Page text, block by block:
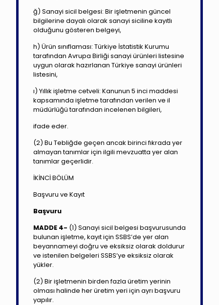
ğ) Sanayi sicil belgesi: Bir işletmenin güncel
bilgilerine dayalı olarak sanayi siciline kayıtlı
olduğunu gösteren belgeyi,
h) Ürün sınıflaması: Türkiye İstatistik Kurumu
tarafından Avrupa Birliği sanayi ürünleri listesine
uygun olarak hazırlanan Türkiye sanayi ürünleri
listesini,
ı) Yıllık işletme cetveli: Kanunun 5 inci maddesi
kapsamında işletme tarafından verilen ve il
müdürlüğü tarafından incelenen bilgileri,
ifade eder.
(2) Bu Tebliğde geçen ancak birinci fıkrada yer
almayan tanımlar için ilgili mevzuatta yer alan
tanımlar geçerlidir.
İKİNCİ BÖLÜM
Başvuru ve Kayıt
Başvuru
MADDE 4- (1) Sanayi sicil belgesi başvurusunda
bulunan işletme, kayıt için SSBS’de yer alan
beyannameyi doğru ve eksiksiz olarak doldurur
ve istenilen belgeleri SSBS’ye eksiksiz olarak
yükler.
(2) Bir işletmenin birden fazla üretim yerinin
olması halinde her üretim yeri için ayrı başvuru
yapılır.